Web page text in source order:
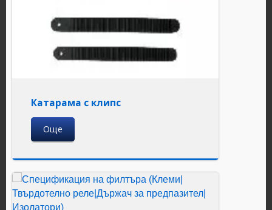
Катарама с клипс
Още